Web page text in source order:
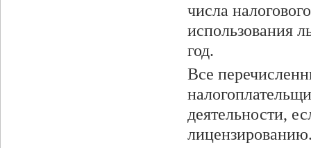
числа
использования
год.
Все
деятельности,